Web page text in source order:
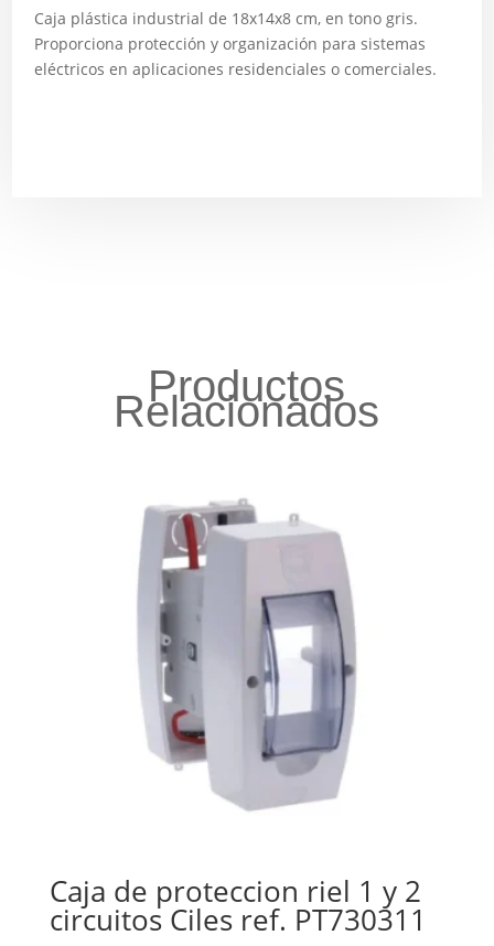
Caja plástica industrial de 18x14x8 cm, en tono gris.
Proporciona protección y organización para sistemas
eléctricos en aplicaciones residenciales o comerciales.
Productos
Relacionados
Caja de proteccion riel 1 y 2
circuitos Ciles ref. PT730311